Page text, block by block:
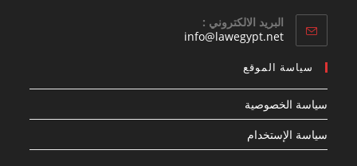
البريد الالكتروني :
info@lawegypt.net
سياسة الموقع
سياسة الخصوصية
سياسة الإستخدام